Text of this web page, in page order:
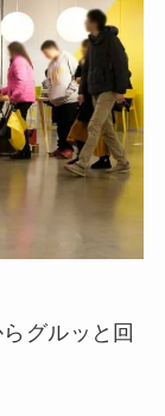
グルッと回